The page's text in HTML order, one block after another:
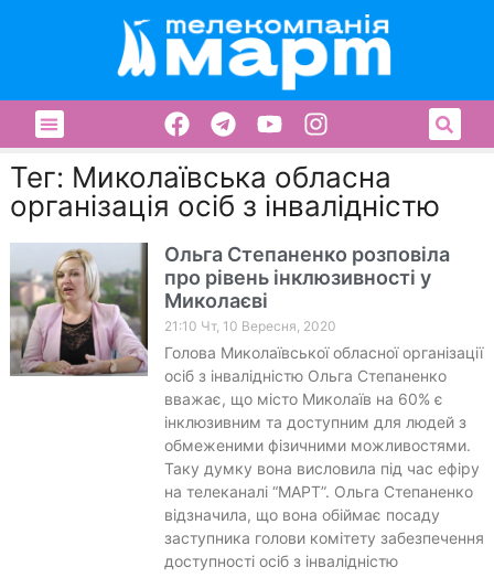
Тег: Миколаївська обласна
організація осіб з інвалідністю
Ольга Степаненко розповіла
про рівень інклюзивності у
Миколаєві
21:10 Чт, 10 Вересня, 2020
Голова Миколаївської обласної організації
осіб з інвалідністю Ольга Степаненко
вважає, що місто Миколаїв на 60% є
інклюзивним та доступним для людей з
обмеженими фізичними можливостями.
Таку думку вона висловила під час ефіру
на телеканалі “МАРТ”. Ольга Степаненко
відзначила, що вона обіймає посаду
заступника голови комітету забезпечення
доступності осіб з інвалідністю